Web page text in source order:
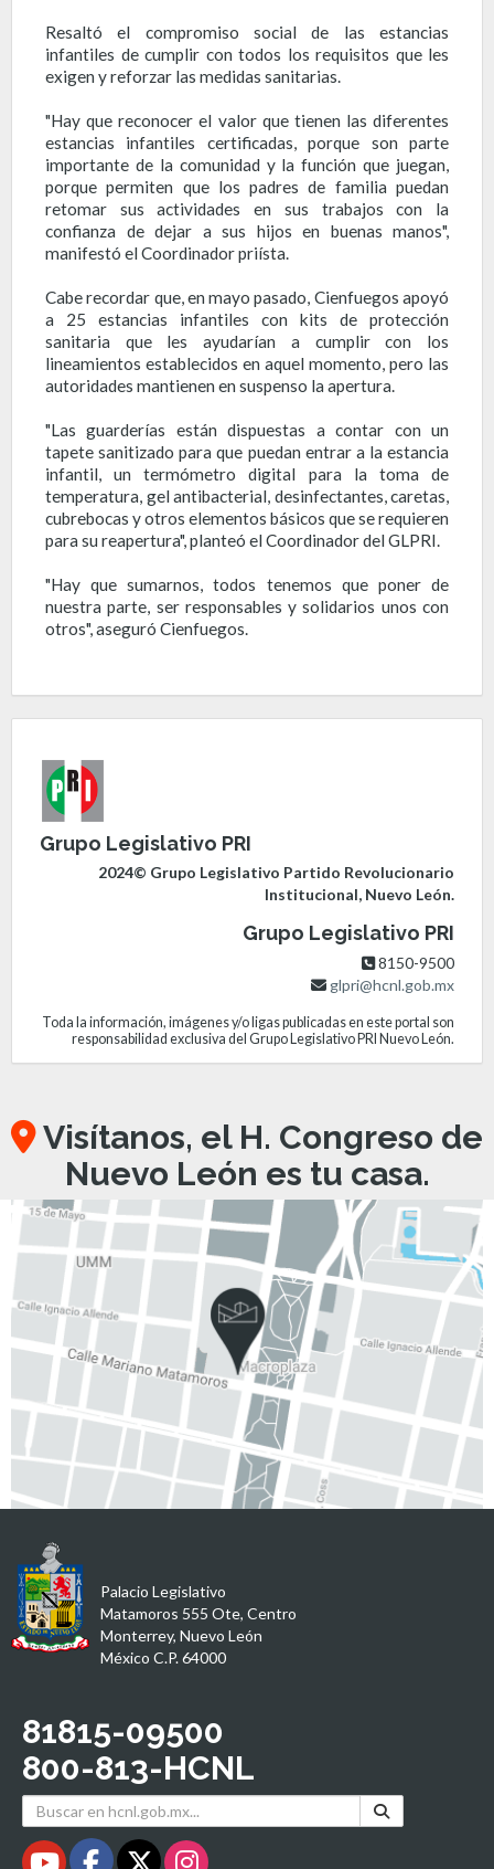
Resaltó el compromiso social de las estancias
infantiles de cumplir con todos los requisitos que les
exigen y reforzar las medidas sanitarias.
"Hay que reconocer el valor que tienen las diferentes
estancias infantiles certificadas, porque son parte
importante de la comunidad y la función que juegan,
porque permiten que los padres de familia puedan
retomar sus actividades en sus trabajos con la
confianza de dejar a sus hijos en buenas manos",
manifestó el Coordinador priísta.
Cabe recordar que, en mayo pasado, Cienfuegos apoyó
a 25 estancias infantiles con kits de protección
sanitaria que les ayudarían a cumplir con los
lineamientos establecidos en aquel momento, pero las
autoridades mantienen en suspenso la apertura.
"Las guarderías están dispuestas a contar con un
tapete sanitizado para que puedan entrar a la estancia
infantil, un termómetro digital para la toma de
temperatura, gel antibacterial, desinfectantes, caretas,
cubrebocas y otros elementos básicos que se requieren
para su reapertura", planteó el Coordinador del GLPRI.
"Hay que sumarnos, todos tenemos que poner de
nuestra parte, ser responsables y solidarios unos con
otros", aseguró Cienfuegos.
Grupo Legislativo PRI
2024© Grupo Legislativo Partido Revolucionario
Institucional, Nuevo León.
Grupo Legislativo PRI
8150-9500
glpri@hcnl.gob.mx
Toda la información, imágenes y/o ligas publicadas en este portal son
responsabilidad exclusiva del Grupo Legislativo PRI Nuevo León.
Visítanos, el H. Congreso de
Nuevo León es tu casa.
Palacio Legislativo
Matamoros 555 Ote, Centro
Monterrey, Nuevo León
México C.P. 64000
81815-09500
800-813-HCNL